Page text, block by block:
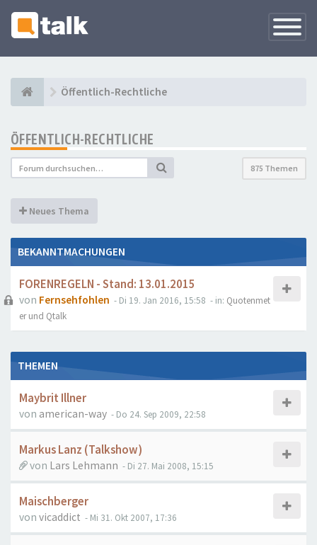
Öffentlich-Rechtliche
ÖFFENTLICH-RECHTLICHE
875 Themen
Neues Thema
BEKANNTMACHUNGEN
FORENREGELN - Stand: 13.01.2015
von Fernsehfohlen - Di 19. Jan 2016, 15:58 - in: Quotenmet
er und Qtalk
THEMEN
Maybrit Illner
von american-way - Do 24. Sep 2009, 22:58
Markus Lanz (Talkshow)
von Lars Lehmann - Di 27. Mai 2008, 15:15
Maischberger
von vicaddict - Mi 31. Okt 2007, 17:36